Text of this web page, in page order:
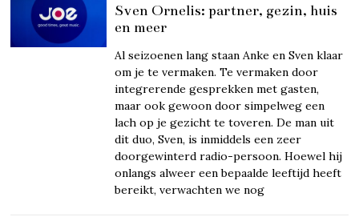
Sven Ornelis: partner, gezin, huis
en meer
Al seizoenen lang staan Anke en Sven klaar
om je te vermaken. Te vermaken door
integrerende gesprekken met gasten,
maar ook gewoon door simpelweg een
lach op je gezicht te toveren. De man uit
dit duo, Sven, is inmiddels een zeer
doorgewinterd radio-persoon. Hoewel hij
onlangs alweer een bepaalde leeftijd heeft
bereikt, verwachten we nog